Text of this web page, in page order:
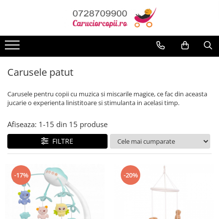
Carucioare copii
Carucioare copii 2in1
Carucioare copii 3in1
Accesorii carucioare
Landouri pentru bebelusi
Saci si invelitoare
Huse ploaie si antiinsecte
Genti mamici
Umbrele carucioare
Accesorii diverse carucioare
Carusele patut
Carusele pentru copii cu muzica si miscarile magice, ce fac din aceasta
jucarie o experienta linistitoare si stimulanta in acelasi timp.
Afiseaza: 1-15 din 15 produse
FILTRE
-17% -20%